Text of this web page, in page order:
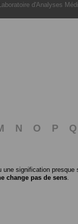
d'Analyses
N O P Q
signification presque
change pas de sens